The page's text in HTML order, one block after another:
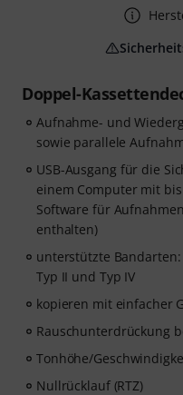
Doppel-
Aufnahme- und
sowie parallele
USB-Ausgang für die
einem Computer mit
Software für
enthalten)
unterstützte
Typ II und Typ IV
kopieren mit einfacher
Rauschunterdrückung
Tonhöhe/
Nullrücklauf (RTZ)